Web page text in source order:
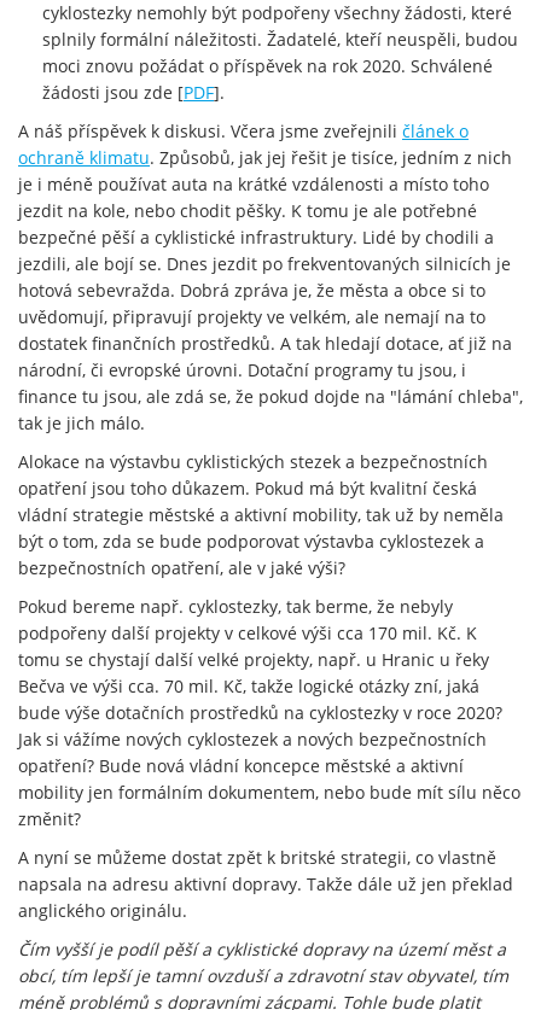
cyklostezky nemohly být podpořeny všechny žádosti, které
splnily formální náležitosti. Žadatelé, kteří neuspěli, budou
moci znovu požádat o příspěvek na rok 2020. Schválené
žádosti jsou zde [PDF].
A náš příspěvek k diskusi. Včera jsme zveřejnili článek o
ochraně klimatu. Způsobů, jak jej řešit je tisíce, jedním z nich
je i méně používat auta na krátké vzdálenosti a místo toho
jezdit na kole, nebo chodit pěšky. K tomu je ale potřebné
bezpečné pěší a cyklistické infrastruktury. Lidé by chodili a
jezdili, ale bojí se. Dnes jezdit po frekventovaných silnicích je
hotová sebevražda. Dobrá zpráva je, že města a obce si to
uvědomují, připravují projekty ve velkém, ale nemají na to
dostatek finančních prostředků. A tak hledají dotace, ať již na
národní, či evropské úrovni. Dotační programy tu jsou, i
finance tu jsou, ale zdá se, že pokud dojde na "lámání chleba",
tak je jich málo.
Alokace na výstavbu cyklistických stezek a bezpečnostních
opatření jsou toho důkazem. Pokud má být kvalitní česká
vládní strategie městské a aktivní mobility, tak už by neměla
být o tom, zda se bude podporovat výstavba cyklostezek a
bezpečnostních opatření, ale v jaké výši?
Pokud bereme např. cyklostezky, tak berme, že nebyly
podpořeny další projekty v celkové výši cca 170 mil. Kč. K
tomu se chystají další velké projekty, např. u Hranic u řeky
Bečva ve výši cca. 70 mil. Kč, takže logické otázky zní, jaká
bude výše dotačních prostředků na cyklostezky v roce 2020?
Jak si vážíme nových cyklostezek a nových bezpečnostních
opatření? Bude nová vládní koncepce městské a aktivní
mobility jen formálním dokumentem, nebo bude mít sílu něco
změnit?
A nyní se můžeme dostat zpět k britské strategii, co vlastně
napsala na adresu aktivní dopravy. Takže dále už jen překlad
anglického originálu.
Čím vyšší je podíl pěší a cyklistické dopravy na území měst a
obcí, tím lepší je tamní ovzduší a zdravotní stav obyvatel, tím
méně problémů s dopravními zácpami. Tohle bude platit